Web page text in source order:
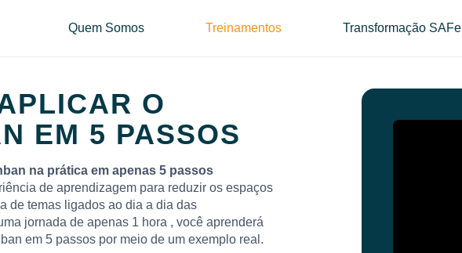
Quem Somos Treinamentos Transformação SAFe
O
EM 5 PASSOS
na prática em apenas 5 passos
de aprendizagem para reduzir os espaços
de temas ligados ao dia a dia das
jornada de apenas 1 hora , você aprenderá
em 5 passos por meio de um exemplo real.